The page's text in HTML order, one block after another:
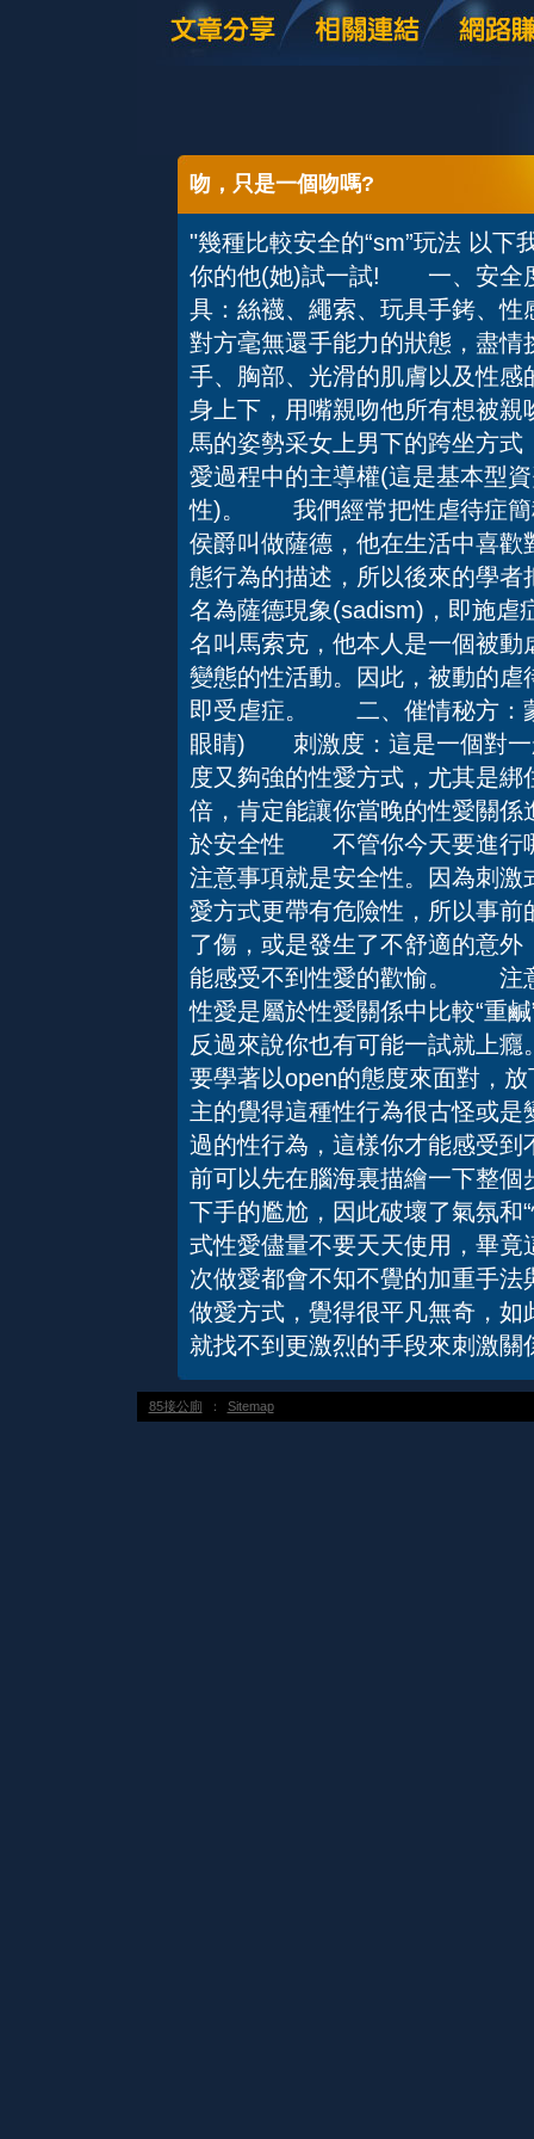
吻，只是一個吻嗎?
"幾種比較安全的“sm”玩法 以下
你的他(她)試一試! 一、安全
具：絲襪、繩索、玩具手銬、
對方毫無還手能力的狀態，盡
手、胸部、光滑的肌膚以及性
身上下，用嘴親吻他所有想被
馬的姿勢采女上男下的跨坐方
愛過程中的主導權(這是基本型
性)。 我們經常把性虐待症簡
侯爵叫做薩德，他在生活中喜
態行為的描述，所以後來的學
名為薩德現象(sadism)，即施虐
名叫馬索克，他本人是一個被
變態的性活動。因此，被動的
即受虐症。 二、催情秘方：
眼睛) 刺激度：這是一個對一
度又夠強的性愛方式，尤其是
倍，肯定能讓你當晚的性愛關
於安全性 不管你今天要進行
注意事項就是安全性。因為刺激
愛方式更帶有危險性，所以事
了傷，或是發生了不舒適的意
能感受不到性愛的歡愉。 注
性愛是屬於性愛關係中比較“重
反過來說你也有可能一試就上
要學著以open的態度來面對，
主的覺得這種性行為很古怪或
過的性行為，這樣你才能感受
前可以先在腦海裏描繪一下整
下手的尷尬，因此破壞了氣氛和
式性愛儘量不要天天使用，畢
次做愛都會不知不覺的加重手
做愛方式，覺得很平凡無奇，
就找不到更激烈的手段來刺激關
85接公廁 ： Sitemap